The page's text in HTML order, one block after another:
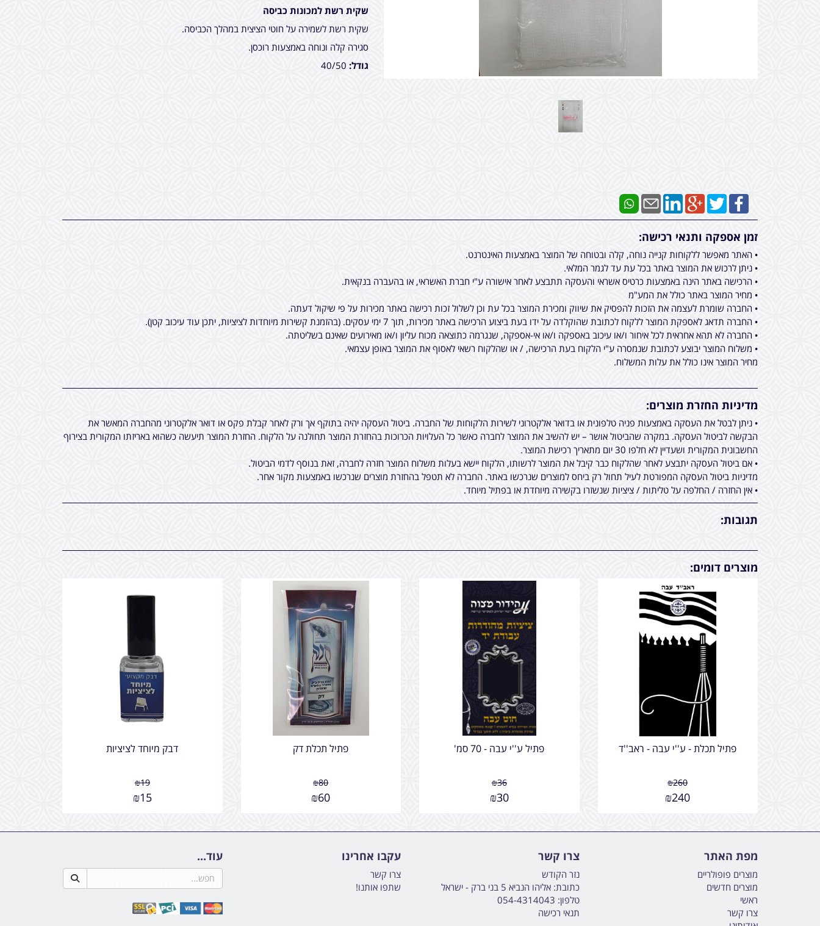
שקית רשת למכונות כביסה
שקית רשת לשמירה על חוטי הציצית במהלך הכביסה.
סגירה קלה ונוחה באמצעות רוכסן.
גודל:
זמן אספקה ותנאי רכישה:
• האתר מאפשר ללקוחות קנייה נוחה, קלה ובטוחה של המוצר באמצעות האינטרנט.
• ניתן לרכוש את המוצר באתר בכל עת עד לגמר המלאי.
• הרכישה באתר הינה באמצעות כרטיס אשראי והעסקה תתבצע לאחר אישורה ע"י חברת האשראי, או בהעברה בנקאית.
• מחיר המוצר באתר כולל את המע"מ
• החברה שומרת לעצמה את הזכות להפסיק את שיווק ומכירת המוצר בכל עת וכן לשלול זכות רכישה באתר מכירות על פי שיקול דעתה.
• החברה תדאג לאספקת המוצר ללקוח לכתובת שהוקלדה על ידו בעת ביצוע הרכישה באתר מכירות, תוך 7 ימי עסקים. (בהזמנת קשירות מיוחדות לציציות, יתכן עוד עיכוב קטן).
• החברה לא תהא אחראית לכל איחור ו/או עיכוב באספקה ו/או אי-אספקה, שנגרמה כתוצאה מכוח עליון ו/או מאירועים שאינם בשליטתה.
• משלוח המוצר יבוצע לכתובת שנמסרה ע"י הלקוח בעת הרכישה, / או שהלקוח רשאי לאסוף את המוצר באופן עצמאי.
מחיר המוצר אינו כולל את עלות המשלוח.
מדיניות החזרת מוצרים:
• ניתן לבטל את העסקה באמצעות פניה טלפונית או בדואר אלקטרוני לשירות הלקוחות של החברה. ביטול העסקה יהיה בתוקף אך ורק לאחר קבלת פקס או דואר אלקטרוני מהחברה המאשר את
הבקשה לביטול העסקה. במקרה שהביטול אושר – יש להשיב את המוצר לחברה כאשר כל העלויות הכרוכות בהחזרת המוצר תחולנה על הלקוח. החזרת המוצר תיעשה כשהוא באריזתו המקורית בצירוף
החשבונית המקורית ושעדיין לא חלפו 30 יום מתאריך רכישת המוצר.
• אם ביטול העסקה יתבצע לאחר שהלקוח כבר קיבל את המוצר לרשותו, הלקוח יישא בעלות משלוח המוצר חזרה לחברה, זאת בנוסף לדמי הביטול.
מדיניות ביטול העסקה המפורטת לעיל תחול רק ביחס למוצרים שנרכשו באתר. החברה לא תטפל בהחזרת מוצרים שנרכשו באמצעות מקור אחר.
• אין החזרה / החלפה על טליתות / ציציות שנשזרו בקשירה מיוחדת או בפתיל מיוחד.
תגובות:
מוצרים דומים:
פתיל תכלת - ע''י עבה - ראב''ד
₪260
₪240
פתיל ע''י עבה - 70 סמ'
₪36
₪30
פתיל תכלת דק
₪80
₪60
דבק מיוחד לציציות
₪19
₪15
מפת האתר
מוצרים פופולריים
מוצרים חדשים
ראשי
צרו קשר
צרו קשר
נזר הקודש
כתובת: אליהו הנביא 5 בני ברק - ישראל
טלפון: 054-4314043
תנאי רכישה
עקבו אחרינו
צרו קשר
שתפו אותנו!
עוד...